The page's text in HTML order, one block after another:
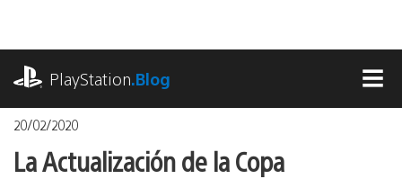
contenido
PlayStation.Blog
20/02/2020
La Actualización de la Copa